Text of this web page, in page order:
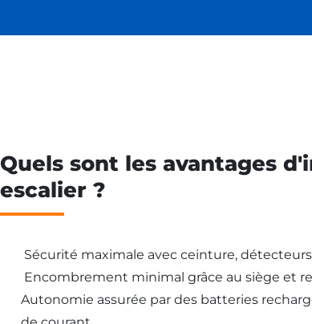
Quels sont les avantages
escalier ?
Sécurité maximale avec ceinture,
Encombrement minimal grâce au siège et
Autonomie assurée par des batteries